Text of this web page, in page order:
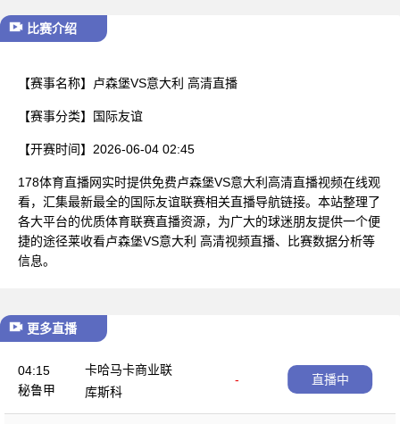
比赛介绍
【赛事名称】 卢森堡VS意大利 高清直播
【赛事分类】 国际友谊
【开赛时间】 2026-06-04 02:45
178体育直播网实时提供免费卢森堡VS意大利高清直播视频在线观
看，汇集最新最全的国际友谊联赛相关直播导航链接。本站整理了
各大平台的优质体育联赛直播资源，为广大的球迷朋友提供一个便
捷的途径莱收看卢森堡VS意大利 高清视频直播、比赛数据分析等
信息。
更多直播
04:15
秘鲁甲
卡哈马卡商业联
-
库斯科
直播中